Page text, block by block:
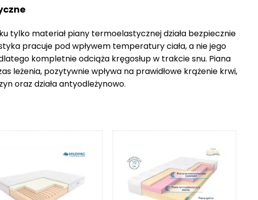
tylko materiał piany termoelastycznej działa bezpiecznie
pracuje pod wpływem temperatury ciała, a nie jego
kompletnie odciąża kręgosłup w trakcie snu. Piana
leżenia, pozytywnie wpływa na prawidłowe krążenie krwi,
oraz działa antyodleżynowo.